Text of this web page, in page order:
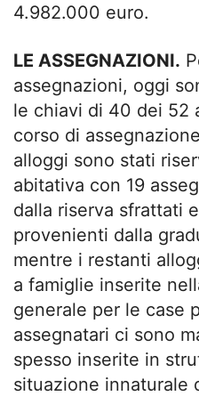
4.982.000 euro.
LE ASSEGNAZIONI.
assegnazioni, oggi
le chiavi di 40 dei 52
corso di
alloggi sono stati
abitativa con 19
dalla riserva sfrattati
provenienti dalla
mentre i restanti
a famiglie inserite
generale per le case
assegnatari ci sono
spesso inserite in
situazione innaturale